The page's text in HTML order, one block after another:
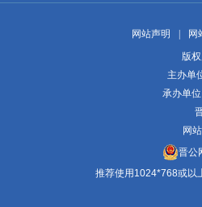
网站声明
网
版
主办单
承办单
网
晋公
推荐使用1024*768或以